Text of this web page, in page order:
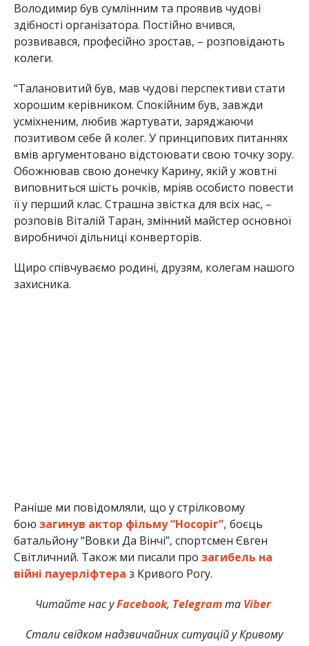
Володимир був сумлінним та проявив чудові
здібності організатора. Постійно вчився,
розвивався, професійно зростав, – розповідають
колеги.
“Талановитий був, мав чудові перспективи стати
хорошим керівником. Спокійним був, завжди
усміхненим, любив жартувати, заряджаючи
позитивом себе й колег. У принципових питаннях
вмів аргументовано відстоювати свою точку зору.
Обожнював свою донечку Карину, якій у жовтні
виповниться шість рочків, мріяв особисто повести
її у перший клас. Страшна звістка для всіх нас, –
розповів Віталій Таран, змінний майстер основної
виробничої дільниці конверторів.
Щиро співчуваємо родині, друзям, колегам нашого
захисника.
Раніше ми повідомляли, що у стрілковому
бою загинув актор фільму “Носоріг”, боєць
батальйону “Вовки Да Вінчі”, спортсмен Євген
Світличний. Також ми писали про загибель на
війні пауерліфтера з Кривого Рогу.
Читайте нас уFacebook, Telegramта Viber
Стали свідком надзвичайних ситуацій у Кривому